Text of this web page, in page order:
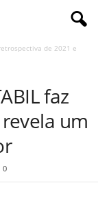
de 2021 e
faz
um
0